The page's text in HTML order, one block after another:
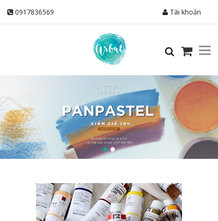
0917836569 Tài khoản